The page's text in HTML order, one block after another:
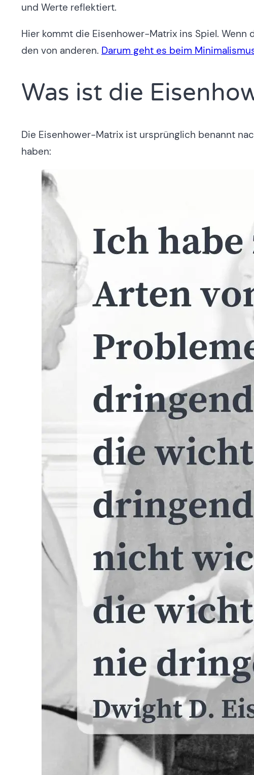
und Werte reflektiert.
Hier kommt die Eisenhower-Matrix ins Spiel.
den von anderen. Darum geht es beim
Was ist die
Die Eisenhower-Matrix ist ursprünglich benannt
haben: